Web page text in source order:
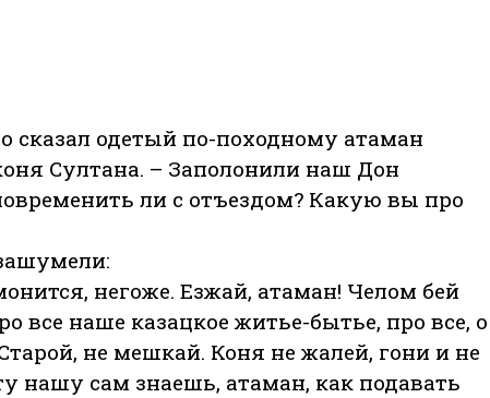
сказал одетый по-походному атаман
Султана. – Заполонили наш Дон
ли с отъездом? Какую вы про
негоже. Езжай, атаман! Челом бей
все наше казацкое житье-бытье, про все, о
не мешкай. Коня не жалей, гони и не
нашу сам знаешь, атаман, как подавать